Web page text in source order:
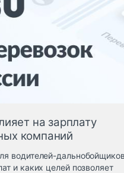
на зарплату
компаний
водителей-
и каких целей позволяет